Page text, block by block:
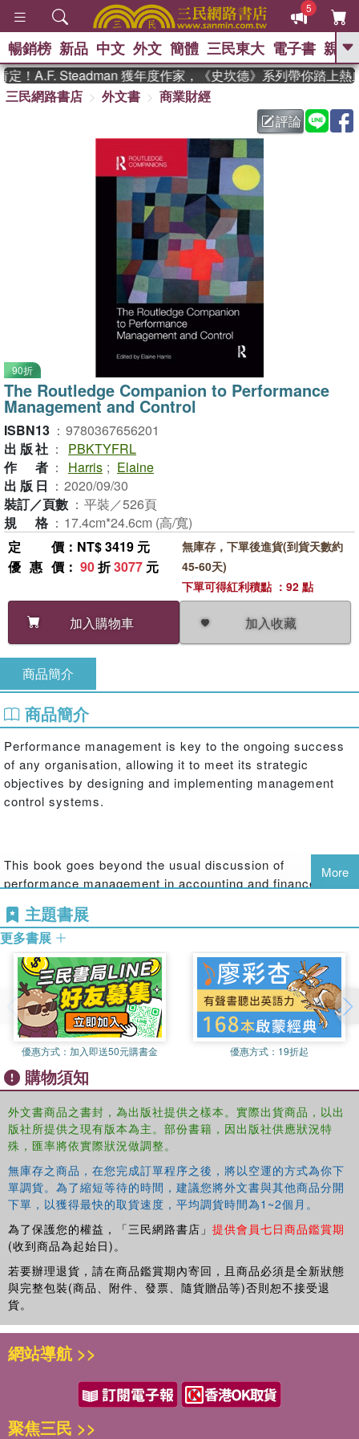
5
GO
熱搜： 東野圭吾
父親節 、 如果歷
暑期推薦 、 國際布克
獎 臺灣漫遊錄 、 方念華
登輝時代
、 數學女孩：黎曼猜想
偉大的迷走神經
暢銷榜 新品 中文 外文 簡體 三民東大 電子書 親子
！A.F. Steadman 獲年度作家，《史坎德》系列帶你踏上熱血
三民網路書店
外文書
商業財經
評論
90折
The Routledge Companion to Performance
Management and Control
ISBN13 ： 9780367656201
出版社 ：
PBKTYFRL
作者 ： Harris ; Elaine
出版日 ： 2020/09/30
裝訂／頁數 ： 平裝／526頁
規格 ： 17.4cm*24.6cm (高/寬)
定價 ：NT$ 3419 元
優惠價 ： 90折3077 元
加入購物車 加入收藏
無庫存，下單後進貨(到貨天數約
45-60天)
下單可得紅利積點 ：92 點
商品簡介
商品簡介
Performance management is key to the ongoing success
of any organisation, allowing it to meet its strategic
objectives by designing and implementing management
control systems.
This book goes beyond the usual discussion of
performance management in accounting and finance, to
performance management in different countries and
contexts. With a global mix of world-renowned
researchers, this book systematically covers thewhat, the
who, thewhereand thewhy
of performance management
and control (PMC) systems.
A comprehensive, state-of-the-art collection edited by a
leading expert in the field, this book is a vital resource for
all scholars, students and researchers with an interest in
business, management and accounting.
More
主題書展
更多書展
優惠方式： 加入即送50元購書金 優惠方式： 19折起
購物須知
外文書商品之書封，為出版社提供之樣本。實際出貨商品，以出
版社所提供之現有版本為主。部份書籍，因出版社供應狀況特
殊，匯率將依實際狀況做調整。
無庫存之商品，在您完成訂單程序之後，將以空運的方式為你下
單調貨。為了縮短等待的時間，建議您將外文書與其他商品分開
下單，以獲得最快的取貨速度，平均調貨時間為1~2個月。
為了保護您的權益，「三民網路書店」 提供會員七日商品鑑賞期
(收到商品為起始日)。
若要辦理退貨，請在商品鑑賞期內寄回，且商品必須是全新狀態
與完整包裝(商品、附件、發票、隨貨贈品等)否則恕不接受退
貨。
網站導航 >>
聚焦三民 >>